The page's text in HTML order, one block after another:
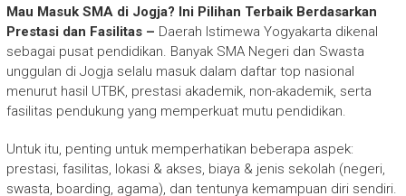
Mau Masuk SMA di Jogja? Ini Pilihan Terbaik Berdasarkan
Prestasi dan Fasilitas – Daerah Istimewa Yogyakarta dikenal
sebagai pusat pendidikan. Banyak SMA Negeri dan Swasta
unggulan di Jogja selalu masuk dalam daftar top nasional
menurut hasil UTBK, prestasi akademik, non-akademik, serta
fasilitas pendukung yang memperkuat mutu pendidikan.
Untuk itu, penting untuk memperhatikan beberapa aspek:
prestasi, fasilitas, lokasi & akses, biaya & jenis sekolah (negeri,
swasta, boarding, agama), dan tentunya kemampuan diri sendiri.